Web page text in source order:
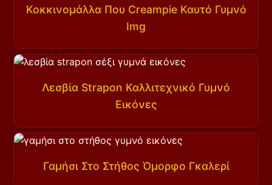
Κοκκινομάλλα Που Creampie Καυτό Γυμνό
Img
Λεσβία Strapon Καλλιτεχνικό Γυμνό
Εικόνες
Γαμήσι Στο Στήθος Όμορφο Γκαλερί